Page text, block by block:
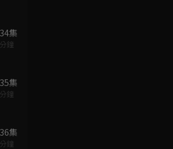
集
鐘
集
鐘
集
鐘